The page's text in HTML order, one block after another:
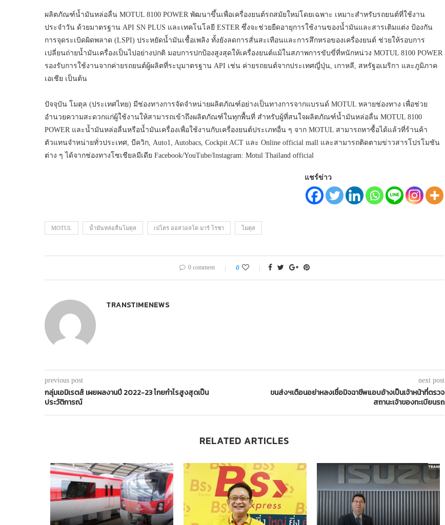
ผลิตภัณฑ์น้ำมันหล่อลื่น MOTUL 8100 POWER พัฒนาขึ้นเพื่อเครื่องยนต์รถสมัยใหม่โดยเฉพาะ เหมาะสำหรับรถยนต์ที่ใช้งาน
ประจำวัน ด้วยมาตรฐาน API SN PLUS และเทคโนโลยี ESTER ซึ่งจะช่วยยืดอายุการใช้งานของน้ำมันและสารเติมแต่ง ป้องกัน
การจุดระเบิดผิดพลาด (LSPI) ประหยัดน้ำมันเชื้อเพลิง ทั้งยังลดการสั่นสะเทือนและการสึกหรอของเครื่องยนต์ ช่วยให้รอบการ
เปลี่ยนถ่ายน้ำมันเครื่องเป็นไปอย่างปกติ มอบการปกป้องสูงสุดให้เครื่องยนต์แม้ในสภาพการขับขี่ที่หนักหน่วง MOTUL 8100 POWER
รองรับการใช้งานจากค่ายรถยนต์ผู้ผลิตที่ระบุมาตรฐาน API เช่น ค่ายรถยนต์จากประเทศญี่ปุ่น, เกาหลี, สหรัฐอเมริกา และภูมิภาค
เอเชีย เป็นต้น
ปัจจุบัน โมตุล (ประเทศไทย) มีช่องทางการจัดจำหน่ายผลิตภัณฑ์อย่างเป็นทางการจากแบรนด์ MOTUL หลายช่องทาง เพื่อช่วย
อำนวยความสะดวกแก่ผู้ใช้งานให้สามารถเข้าถึงผลิตภัณฑ์ในทุกพื้นที่ สำหรับผู้ที่สนใจผลิตภัณฑ์น้ำมันหล่อลื่น MOTUL 8100
POWER และน้ำมันหล่อลื่นหรือน้ำมันเครื่องเพื่อใช้งานกับเครื่องยนต์ประเภทอื่น ๆ จาก MOTUL สามารถหาซื้อได้แล้วที่ร้านค้า
ตัวแทนจำหน่ายทั่วประเทศ, บีควิก, Auto1, Autobacs, Cockpit ACT และ Online official mall และสามารถติดตามข่าวสารโปรโมชัน
ต่าง ๆ ได้จากช่องทางโซเชียลมีเดีย Facebook/YouTube/Instagram: Motul Thailand official
แชร์ข่าว
MOTUL น้ำมันหล่อลื่นโมตุล เปโตร ออสวอลโด มาร์ โรชา โมตุล
0 comment 0
TRANSTIMENEWS
previous post
กลุ่มเอมิเรตส์ เผยผลงานปี 2022-23 โกยกำไรสูงสุดเป็น
ประวัติการณ์
next post
ขนส่งฯเตือนอย่าหลงเชื่อมิจฉาชีพแอบอ้างเป็นเจ้าหน้าที่ตรวจ
สถานะเจ้าของทะเบียนรถ
RELATED ARTICLES